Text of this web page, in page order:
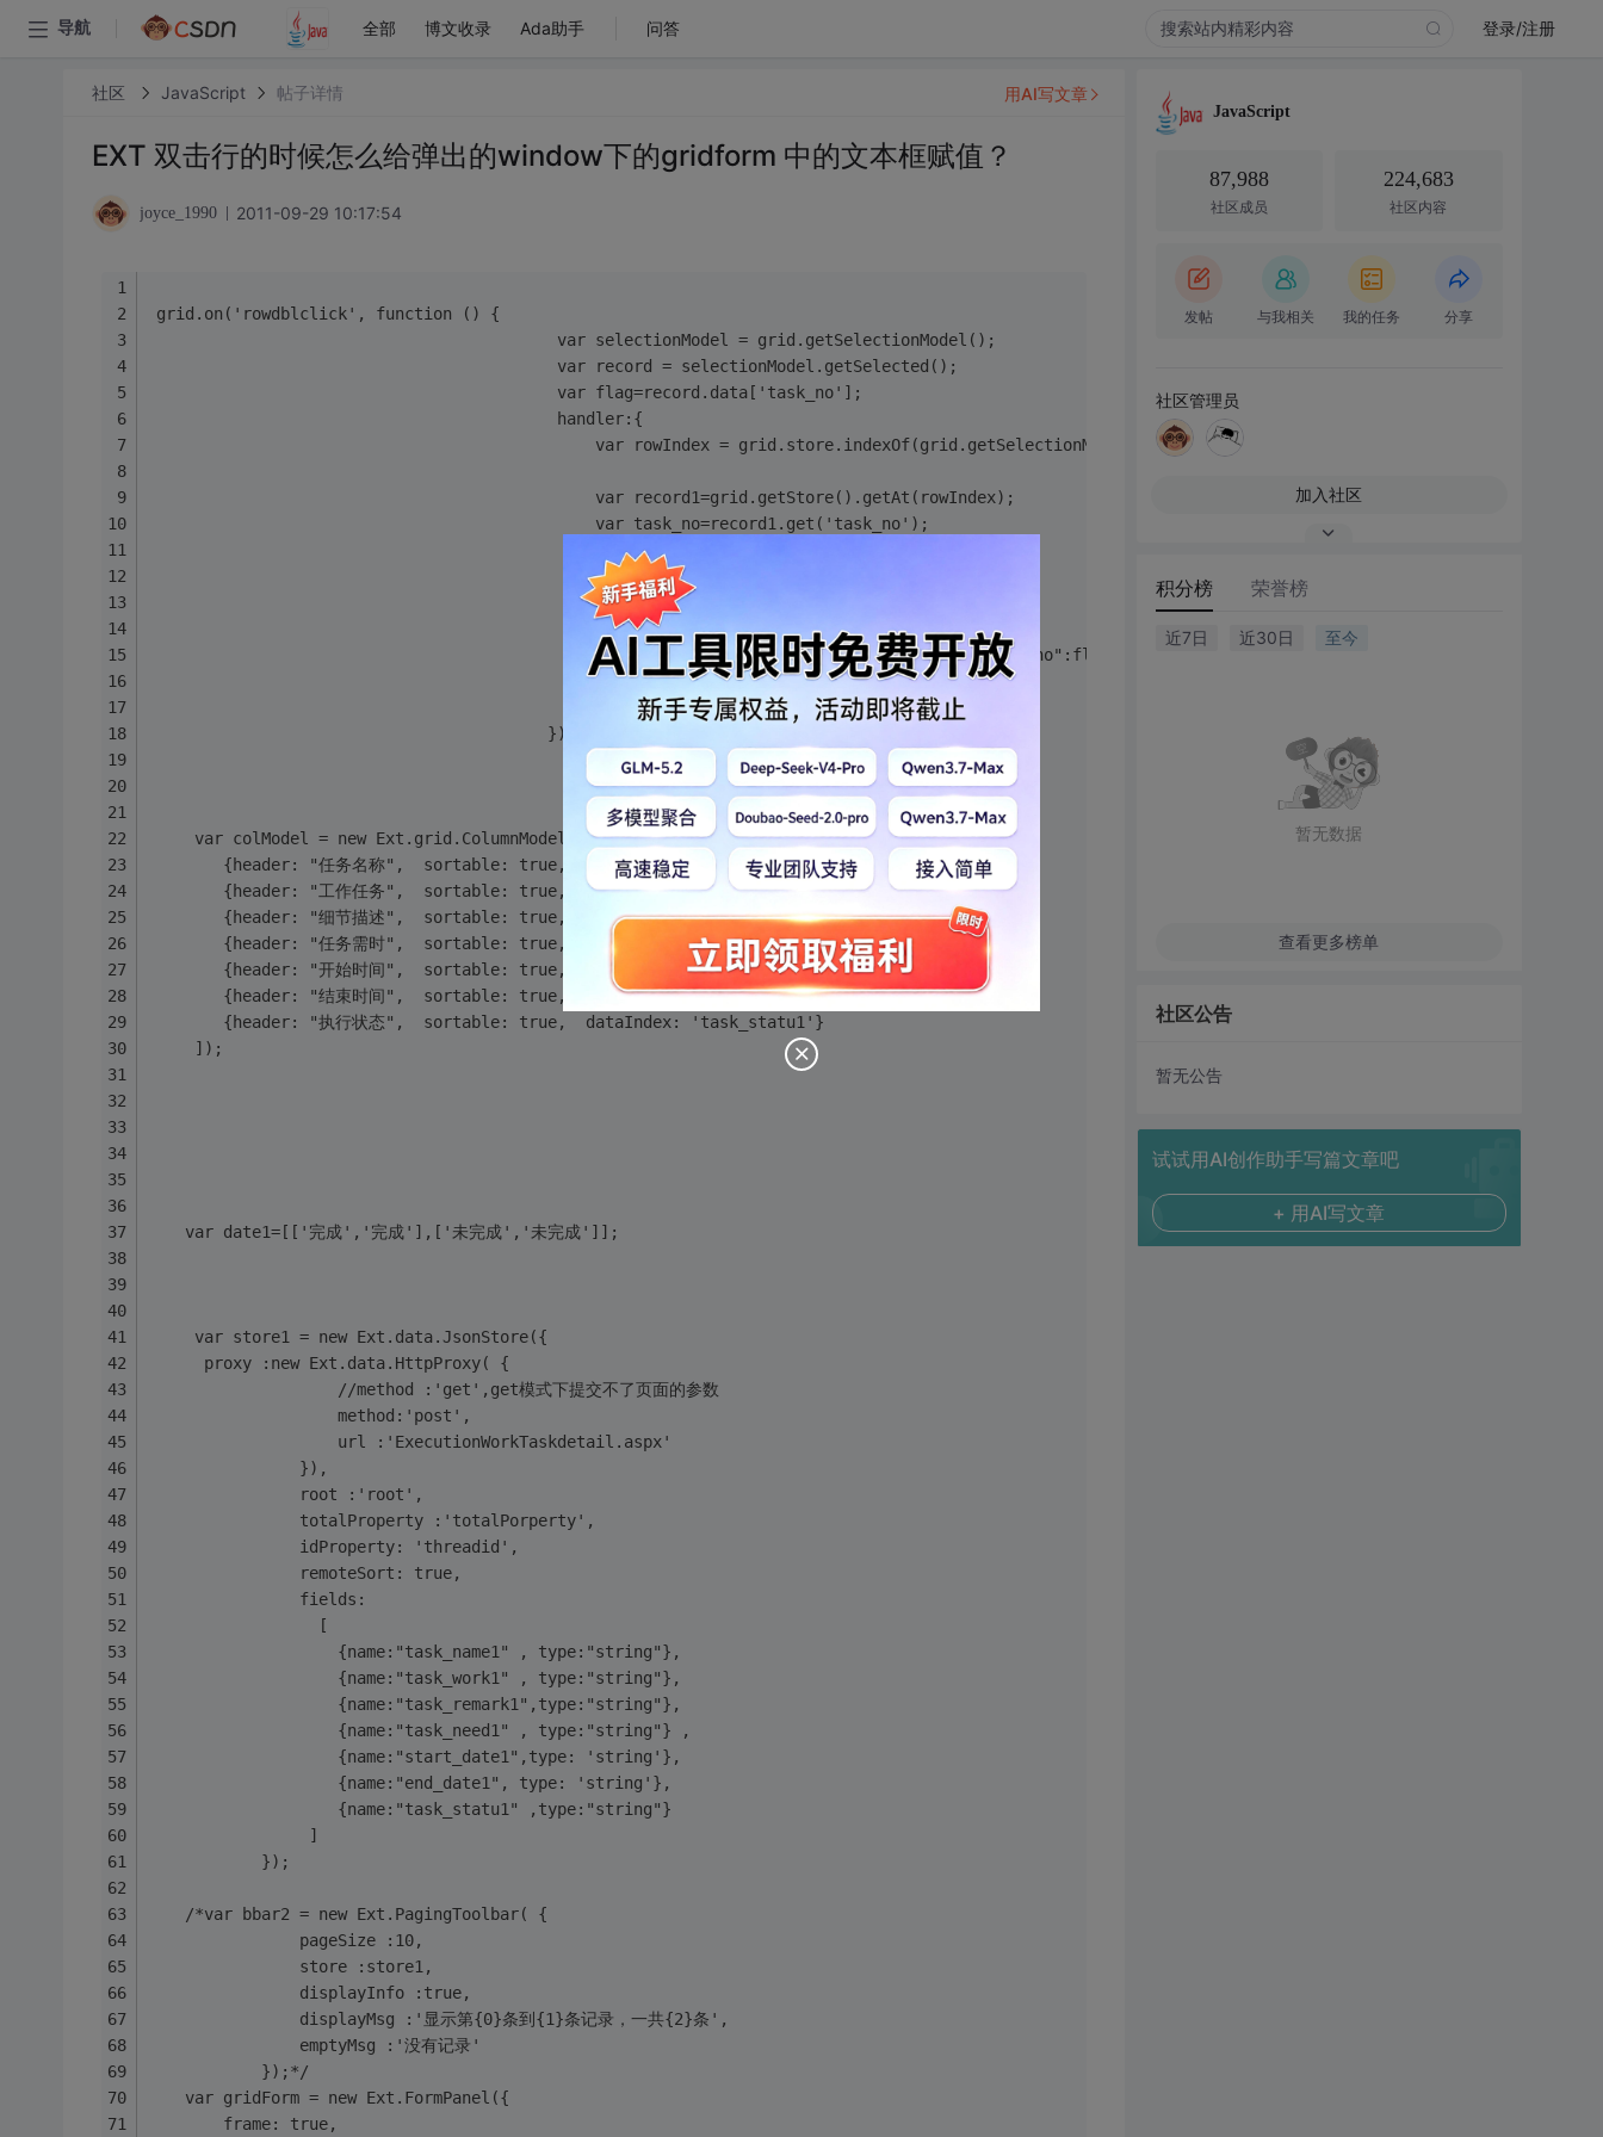
导航 全部 博文收录 Ada助手 问答 登录/注册
社区 JavaScript 帖子详情
EXT 双击行的时候怎么给弹出的window下的gridform 中的文本框赋值？
joyce_1990 2011-09-29 10:17:54
grid.on('rowdblclick', function () {
                                           var selectionModel = grid.getSelectionModel();
                                           var record = selectionModel.getSelected();
                                           var flag=record.data['task_no'];
                                           handler:{
                                               var rowIndex = grid.store.indexOf(grid.getSelectionModel().getSelected());
                                               var record1=grid.getStore().getAt(rowIndex);
                                               var task_no=record1.get('task_no');
                                               detailPanel.show();
在这里给标记红色文本框赋值，上面已经获取到值tesk_no
			                                  store1.load({
			                                              params: {start: 0, limit: 10,"task_no":flag}
			                                              })
                                                   }
                                          });
	 var colModel = new Ext.grid.ColumnModel([
        {header: "任务名称",  sortable: true,  dataIndex: 'task_name1'},
        {header: "工作任务",  sortable: true,  dataIndex: 'task_work1'},
        {header: "细节描述",  sortable: true,  dataIndex: 'task_remark1'},
        {header: "任务需时",  sortable: true,  dataIndex: 'task_need1'},
        {header: "开始时间",  sortable: true,  dataIndex: 'start_date1'},
        {header: "结束时间",  sortable: true,  dataIndex: 'end_date1'},
        {header: "执行状态",  sortable: true,  dataIndex: 'task_statu1'}
     ]);
    var date1=[['完成','完成'],['未完成','未完成']];
	 var store1 = new Ext.data.JsonStore({
	  proxy :new Ext.data.HttpProxy( {
					//method :'get',get模式下提交不了页面的参数
					method:'post',
					url :'ExecutionWorkTaskdetail.aspx'
				}),
				root :'root',
       	 		totalProperty :'totalPorperty',
        		idProperty: 'threadid',
       			remoteSort: true,
				fields:
				  [
				    {name:"task_name1" , type:"string"},
				    {name:"task_work1" , type:"string"},
				    {name:"task_remark1",type:"string"},
				    {name:"task_need1" , type:"string"} ,
				    {name:"start_date1",type: 'string'},
				    {name:"end_date1", type: 'string'},
				    {name:"task_statu1" ,type:"string"}
	/*var bbar2 = new Ext.PagingToolbar( {
				pageSize :10,
				store :store1,
				displayInfo :true,
				displayMsg :'显示第{0}条到{1}条记录，一共{2}条',
				emptyMsg :'没有记录'
    var gridForm = new Ext.FormPanel({
        frame: true,
用AI写文章
JavaScript
87,988
社区成员
224,683
社区内容
发帖 与我相关 我的任务 分享
社区管理员
加入社区
积分榜 荣誉榜
近7日 近30日 至今
暂无数据
查看更多榜单
社区公告
暂无公告
试试用AI创作助手写篇文章吧
+ 用AI写文章